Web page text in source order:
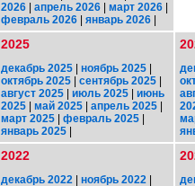
2026 | апрель 2026 | март 2026 |
февраль 2026 | январь 2026 |
2025
декабрь 2025 | ноябрь 2025 |
октябрь 2025 | сентябрь 2025 |
август 2025 | июль 2025 | июнь
2025 | май 2025 | апрель 2025 |
март 2025 | февраль 2025 |
январь 2025 |
2022
декабрь 2022 | ноябрь 2022 |